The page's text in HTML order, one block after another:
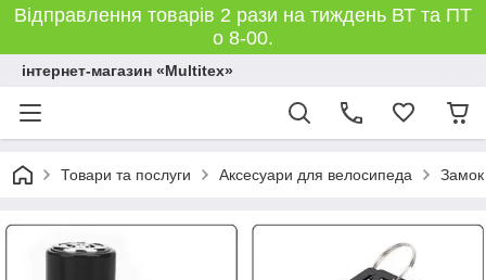
Відправлення товарів 2 рази на тиждень ВТ та ПТ
о 8-00.
інтернет-магазин «Multitex»
Товари та послуги Аксесуари для велосипеда